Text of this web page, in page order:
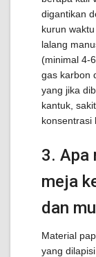
digantikan
kurun
lalang
(minimal 4-
gas karbon
yang jika
kantuk,
konsentrasi
3. Apa
meja
dan
Material
yang